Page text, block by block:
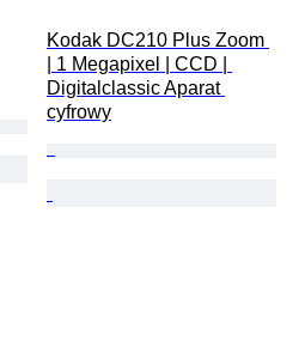
Kodak DC210 Plus Zoom
| 1 Megapixel | CCD |
Digitalclassic Aparat
cyfrowy